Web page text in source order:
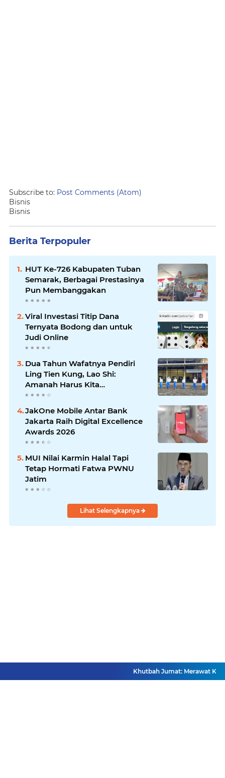
Subscribe to: Post Comments (Atom)
Bisnis
Bisnis
Berita Terpopuler
HUT Ke-726 Kabupaten Tuban
Semarak, Berbagai Prestasinya
Pun Membanggakan
Viral Investasi Titip Dana
Ternyata Bodong dan untuk
Judi Online
Dua Tahun Wafatnya Pendiri
Ling Tien Kung, Lao Shi:
Amanah Harus Kita
Laksanakan!
JakOne Mobile Antar Bank
Jakarta Raih Digital Excellence
Awards 2026
MUI Nilai Karmin Halal Tapi
Tetap Hormati Fatwa PWNU
Jatim
Lihat Selengkapnya
Khutbah Jumat: Merawat